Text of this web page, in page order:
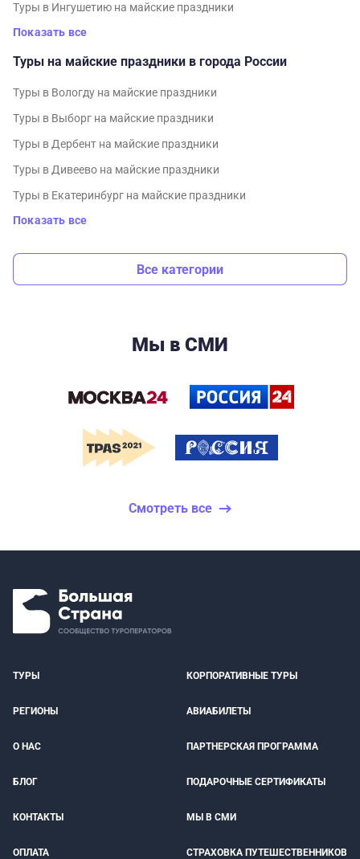
Туры в Ингушетию на майские праздники
Показать все
Туры на майские праздники в города России
Туры в Вологду на майские праздники
Туры в Выборг на майские праздники
Туры в Дербент на майские праздники
Туры в Дивеево на майские праздники
Туры в Екатеринбург на майские праздники
Показать все
Все категории
Мы в СМИ
Смотреть все
ТУРЫ КОРПОРАТИВНЫЕ ТУРЫ
РЕГИОНЫ АВИАБИЛЕТЫ
О НАС ПАРТНЕРСКАЯ ПРОГРАММА
БЛОГ ПОДАРОЧНЫЕ СЕРТИФИКАТЫ
КОНТАКТЫ МЫ В СМИ
ОПЛАТА СТРАХОВКА ПУТЕШЕСТВЕННИКОВ